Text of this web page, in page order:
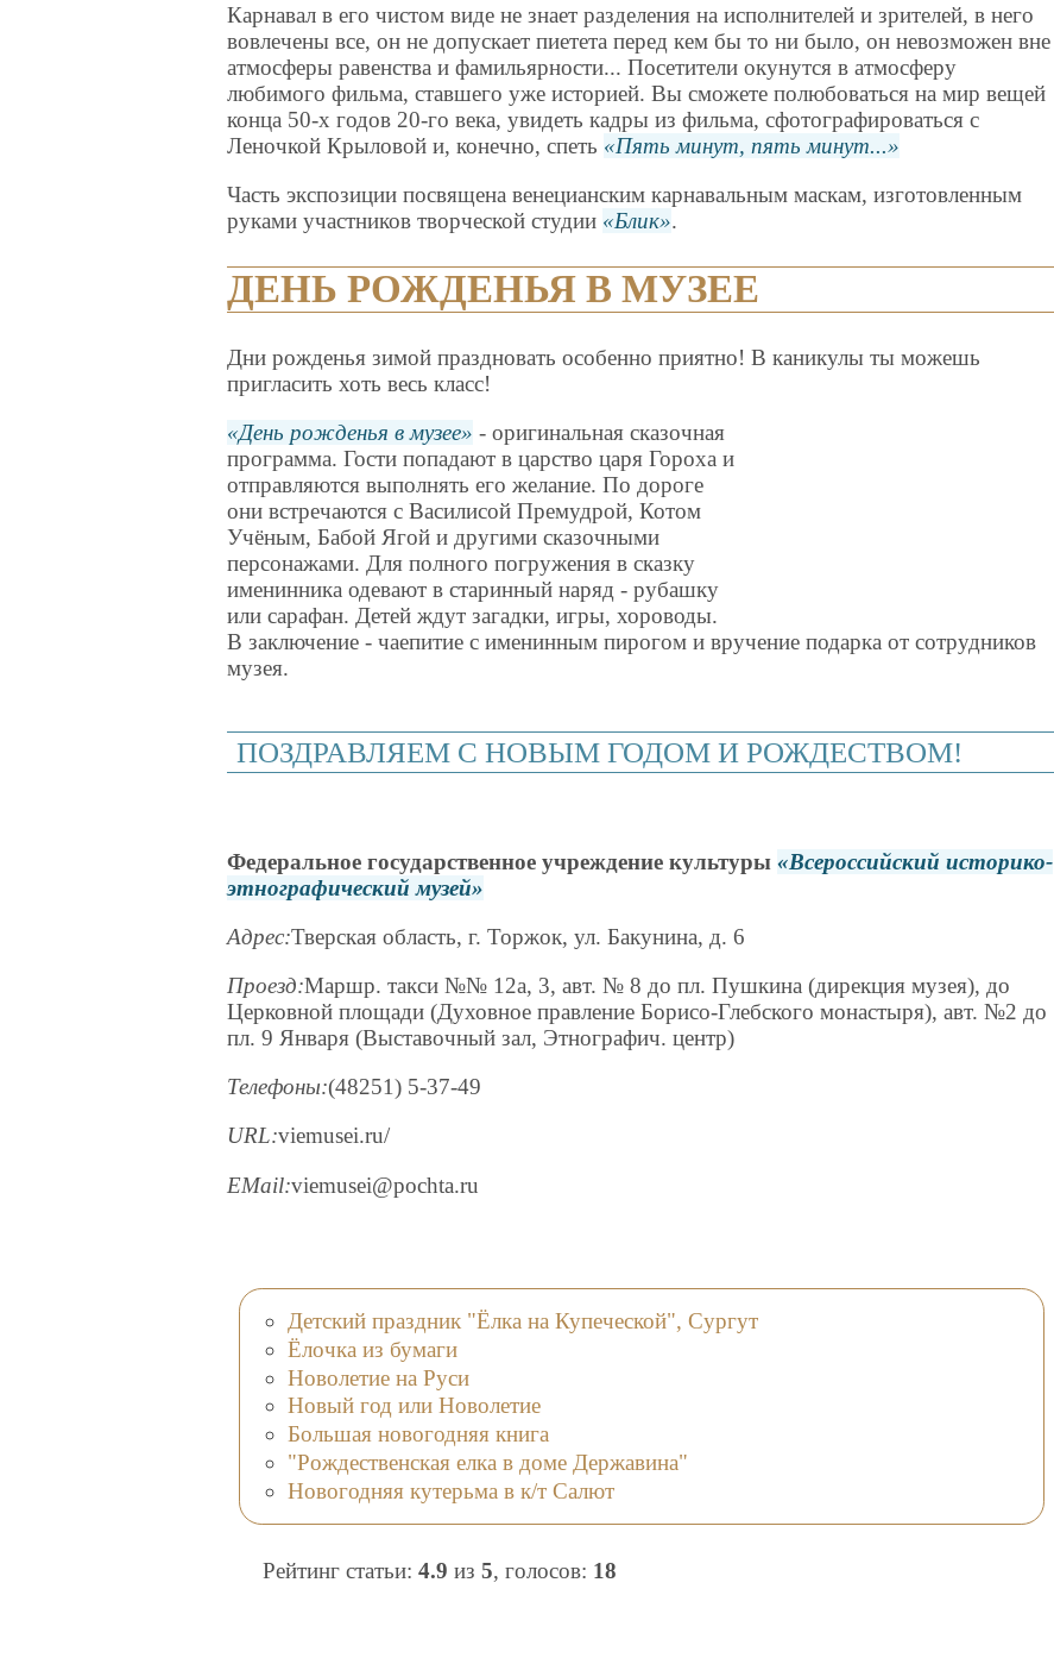
Карнавал в его чистом виде не знает разделения на исполнителей и зрителей, в него
вовлечены все, он не допускает пиетета перед кем бы то ни было, он невозможен вне
атмосферы равенства и фамильярности... Посетители окунутся в атмосферу
любимого фильма, ставшего уже историей. Вы сможете полюбоваться на мир вещей
конца 50-х годов 20-го века, увидеть кадры из фильма, сфотографироваться с
Леночкой Крыловой и, конечно, спеть
Пять минут, пять минут...
Часть экспозиции посвящена венецианским карнавальным маскам, изготовленным
руками участников творческой студии
Блик .
ДЕНЬ РОЖДЕНЬЯ В МУЗЕЕ
Дни рожденья зимой праздновать особенно приятно! В каникулы ты можешь
пригласить хоть весь класс!
День рожденья в музее
- оригинальная сказочная
программа. Гости попадают в царство царя Гороха и
отправляются выполнять его желание. По дороге
они встречаются с Василисой Премудрой, Котом
Учёным, Бабой Ягой и другими сказочными
персонажами. Для полного погружения в сказку
именинника одевают в старинный наряд - рубашку
или сарафан. Детей ждут загадки, игры, хороводы.
В заключение - чаепитие с именинным пирогом и вручение подарка от сотрудников
музея.
ПОЗДРАВЛЯЕМ С НОВЫМ ГОДОМ И РОЖДЕСТВОМ!
Федеральное государственное учреждение культуры Всероссийский историко-
этнографический музей
Адрес:Тверская область, г. Торжок, ул. Бакунина, д. 6
Проезд:Маршр. такси №№ 12а, 3, авт. № 8 до пл. Пушкина (дирекция музея), до
Церковной площади (Духовное правление Борисо-Глебского монастыря), авт. №2 до
пл. 9 Января (Выставочный зал, Этнографич. центр)
Телефоны:(48251) 5-37-49
URL:viemusei.ru/
EMail:viemusei@pochta.ru
Детский праздник "Ёлка на Купеческой", Сургут
Ёлочка из бумаги
Новолетие на Руси
Новый год или Новолетие
Большая новогодняя книга
"Рождественская елка в доме Державина"
Новогодняя кутерьма в к/т Салют
Рейтинг статьи: 4.9 из 5, голосов: 18